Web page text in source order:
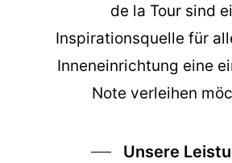
de la Tour sind
Inspirationsquelle für
Inneneinrichtung eine
Note verleihen
Unsere